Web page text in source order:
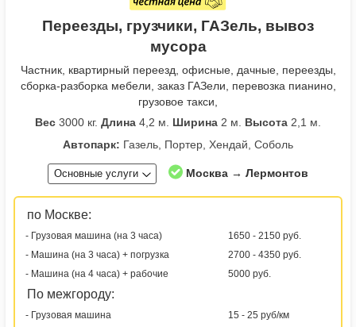
Переезды, грузчики, ГАЗель, вывоз
мусора
Частник, квартирный переезд, офисные, дачные, переезды,
сборка-разборка мебели, заказ ГАЗели, перевозка пианино,
грузовое такси,
Вес 3000 кг. Длина 4,2 м. Ширина 2 м. Высота 2,1 м.
Автопарк: Газель, Портер, Хендай, Соболь
Основные услуги Москва → Лермонтов
по Москве:
- Грузовая машина (на 3 часа)
1650 - 2150 руб.
- Машина (на 3 часа) + погрузка
2700 - 4350 руб.
- Машина (на 4 часа) + рабочие
5000 руб.
По межгороду:
- Грузовая машина 15 - 25 руб/км